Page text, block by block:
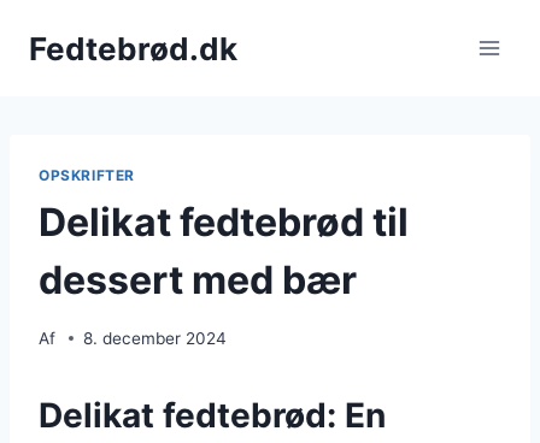
Fedtebrød.dk
OPSKRIFTER
Delikat fedtebrød til
dessert med bær
Af 8. december 2024
Delikat fedtebrød: En